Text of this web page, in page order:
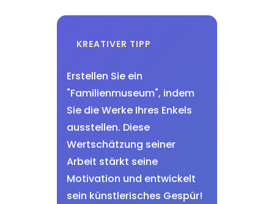
KREATIVER TIPP
Erstellen Sie ein
"Familienmuseum", indem
Sie die Werke Ihres Enkels
ausstellen. Diese
Wertschätzung seiner
Arbeit stärkt seine
Motivation und entwickelt
sein künstlerisches Gespür!